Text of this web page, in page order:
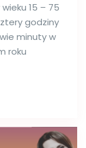
15 – 75
godziny
minuty w
roku